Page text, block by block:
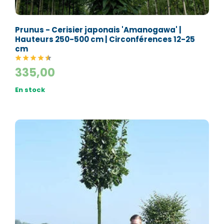
Nom*
Numéro de téléphone*
Valider
Prunus - Cerisier japonais 'Amanogawa' |
Hauteurs 250-500 cm | Circonférences 12-25
cm
335,00
En stock
Numéro de téléphone*
E-mail:*